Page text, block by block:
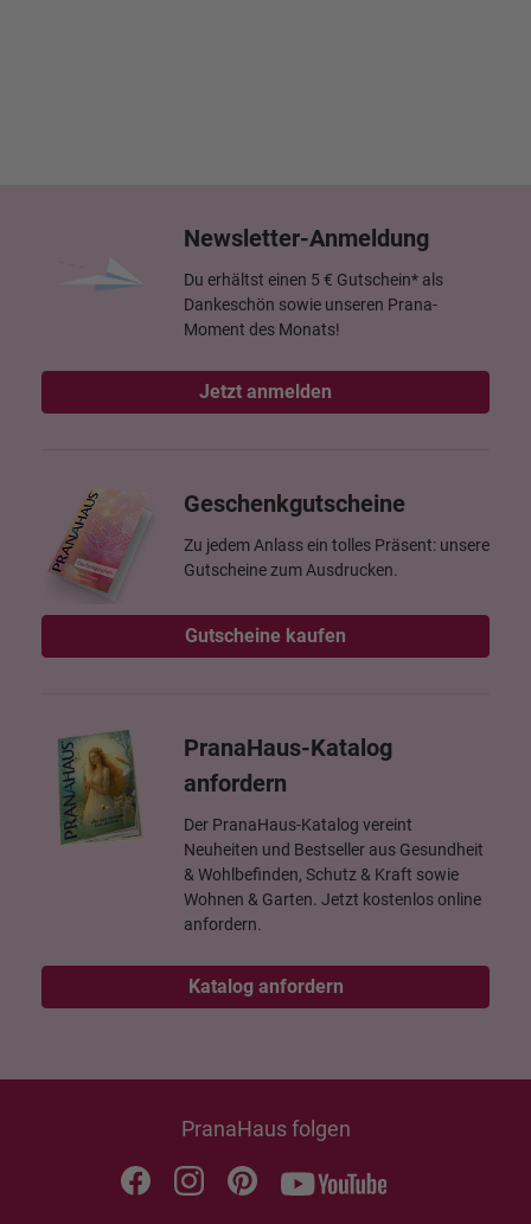
Newsletter-Anmeldung
Du erhältst einen 5 € Gutschein* als
Dankeschön sowie unseren Prana-
Moment des Monats!
Jetzt anmelden
Geschenkgutscheine
Zu jedem Anlass ein tolles Präsent: unsere
Gutscheine zum Ausdrucken.
Gutscheine kaufen
PranaHaus-Katalog
anfordern
Der PranaHaus-Katalog vereint
Neuheiten und Bestseller aus Gesundheit
& Wohlbefinden, Schutz & Kraft sowie
Wohnen & Garten. Jetzt kostenlos online
anfordern.
Katalog anfordern
PranaHaus folgen